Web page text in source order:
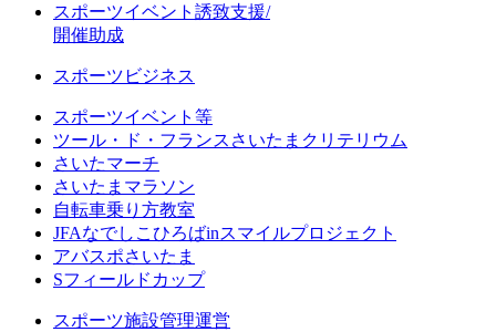
スポーツイベント誘致支援/
開催助成
スポーツビジネス
スポーツイベント等
ツール・ド・フランスさいたまクリテリウム
さいたマーチ
さいたまマラソン
自転車乗り方教室
JFAなでしこひろばinスマイルプロジェクト
アバスポさいたま
Sフィールドカップ
スポーツ施設管理運営